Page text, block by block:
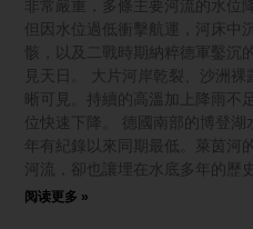
非常嚴重，多條主要河流的水
但因水位過低衝擊航運，河床中
骸，以及二戰時期納粹德軍鑿沉
見天日。 大片河岸乾裂、沙洲裸
晰可見。持續的高溫加上降雨不
位快速下降。 德國南部的博登
年有紀錄以來同期最低。萊茵河
河流，卻也讓埋在水底多年的歷
阅读更多 »